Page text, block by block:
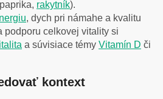
rakytník).
, dych pri námahe a kvalitu
podporu celkovej vitality si
a súvisiace témy Vitamín D či
kontext